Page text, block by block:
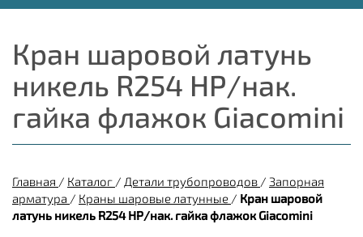
Кран шаровой латунь
никель R254 НР/нак.
гайка флажок Giacomini
Главная / Каталог / Детали трубопроводов / Запорная
арматура / Краны шаровые латунные / Кран шаровой
латунь никель R254 НР/нак. гайка флажок Giacomini